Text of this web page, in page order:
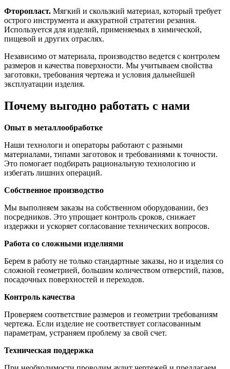
Фторопласт. Мягкий и скользкий материал, который требует
острого инструмента и аккуратной стратегии резания.
Используется для изделий, применяемых в химической,
пищевой и других отраслях.
Независимо от материала, производство ведется с контролем
размеров и качества поверхности. Мы учитываем свойства
заготовки, требования чертежа и условия дальнейшей
эксплуатации изделия.
Почему выгодно работать с нами
Опыт в металлообработке
Наши технологи и операторы работают с разными
материалами, типами заготовок и требованиями к точности.
Это помогает подбирать рациональную технологию и
избегать лишних операций.
Собственное производство
Мы выполняем заказы на собственном оборудовании, без
посредников. Это упрощает контроль сроков, снижает
издержки и ускоряет согласование технических вопросов.
Работа со сложными изделиями
Берем в работу не только стандартные заказы, но и изделия со
сложной геометрией, большим количеством отверстий, пазов,
посадочных поверхностей и переходов.
Контроль качества
Проверяем соответствие размеров и геометрии требованиям
чертежа. Если изделие не соответствует согласованным
параметрам, устраняем проблему за свой счет.
Техническая поддержка